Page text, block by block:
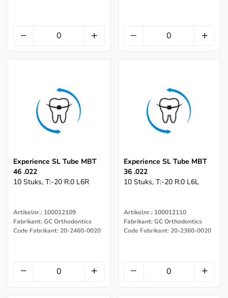
Experience SL Tube MBT
46 .022
10 Stuks, T:-20 R:0 L6R
Artikelnr.: 100012109
Fabrikant: GC Orthodontics
Code Fabrikant: 20-2460-0020
Experience SL Tube MBT
36 .022
10 Stuks, T:-20 R:0 L6L
Artikelnr.: 100012110
Fabrikant: GC Orthodontics
Code Fabrikant: 20-2360-0020